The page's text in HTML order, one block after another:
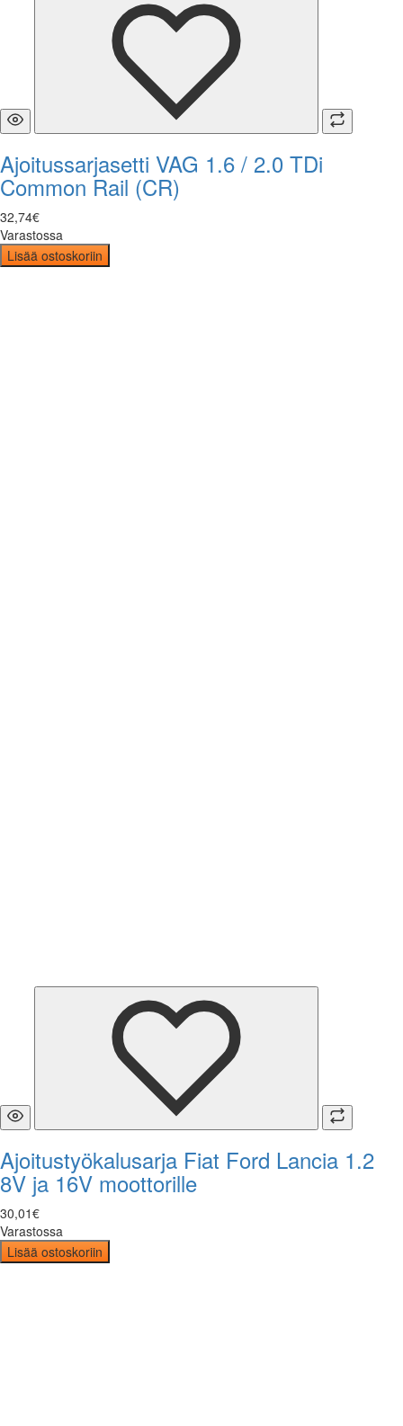
Ajoitussarjasetti VAG 1.6 / 2.0 TDi
Common Rail (CR)
32,74€
Varastossa
Lisää ostoskoriin
Ajoitustyökalusarja Fiat Ford Lancia 1.2
8V ja 16V moottorille
30,01€
Varastossa
Lisää ostoskoriin